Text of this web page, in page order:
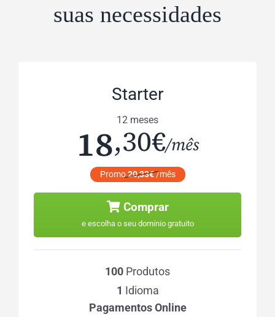
suas necessidades
Starter
12 meses
18,30€/mês
Promo20,33€/mês
Comprar
e escolha o seu domínio gratuito
100 Produtos
1 Idioma
Pagamentos Online